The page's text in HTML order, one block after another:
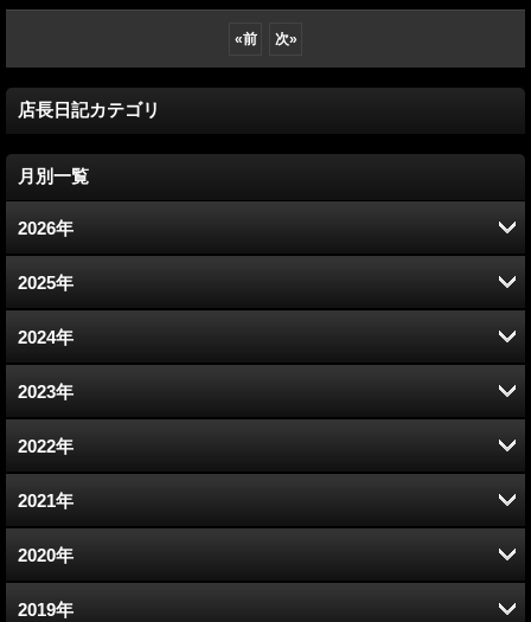
«前 次»
店長日記カテゴリ
月別一覧
2026年
8月 (1)
7月 (1)
6月 (4)
5月 (2)
4月 (3)
3月 (3)
2月 (3)
2025年
12月 (2)
11月 (7)
10月 (5)
9月 (3)
8月 (3)
7月 (4)
2024年
12月 (5)
11月 (4)
10月 (9)
9月 (6)
8月 (7)
2023年
12月 (6)
11月 (10)
10月 (14)
9月 (12)
2022年
12月 (7)
11月 (8)
10月 (8)
2021年
12月 (7)
11月 (9)
2020年
12月 (5)
2019年